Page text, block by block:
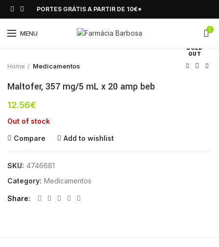
PORTES GRÁTIS A PARTIR DE 10€*
MENU 0
SOLD
OUT
Click to enlarge
Home Medicamentos
Maltofer, 357 mg/5 mL x 20 amp beb
12.56€
Out of stock
Compare Add to wishlist
SKU: 4746681
Category: Medicamentos
Share